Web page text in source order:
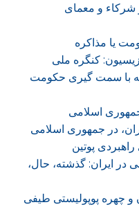
شرکاء و معمای
یا مذاکره
کنگره ملی
با سمت گیری حکومت
اسلامی
در جمهوری اسلامی
پوتین
در ایران: گذشته، حال،
و چهره پوپولیستی طیفی